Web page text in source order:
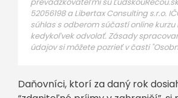
52056198 a Libertax Consulting s.r.o.
súhlas s odberom súčastí online kurzu
kedykoľvek odvolať. Zásady
údajov si môžete pozrieť v časti
Daňovníci, ktorí za daný rok